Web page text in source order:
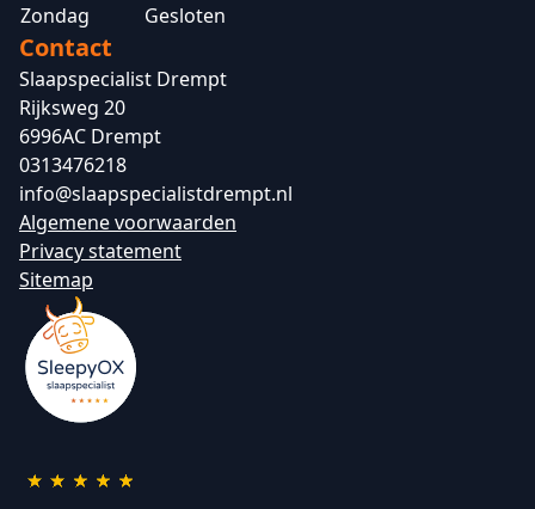
Zondag
Gesloten
Contact
Slaapspecialist Drempt
Rijksweg 20
6996AC Drempt
0313476218
info@slaapspecialistdrempt.nl
Algemene voorwaarden
Privacy statement
Sitemap